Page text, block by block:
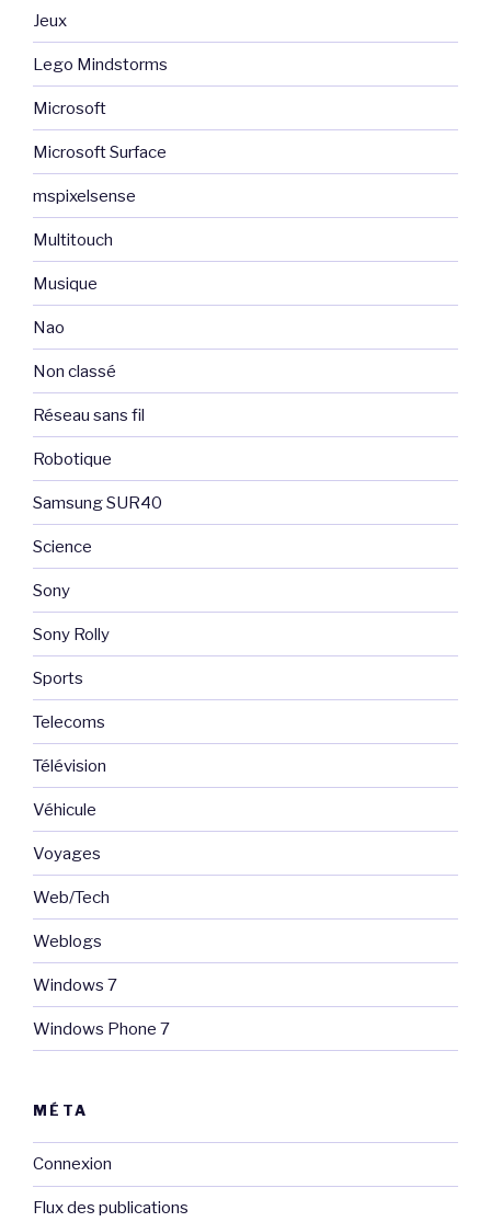
Jeux
Lego Mindstorms
Microsoft
Microsoft Surface
mspixelsense
Multitouch
Musique
Nao
Non classé
Réseau sans fil
Robotique
Samsung SUR40
Science
Sony
Sony Rolly
Sports
Telecoms
Télévision
Véhicule
Voyages
Web/Tech
Weblogs
Windows 7
Windows Phone 7
MÉTA
Connexion
Flux des publications